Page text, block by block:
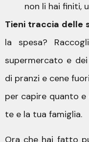
non li hai finiti,
Tieni traccia delle
la spesa?
supermercato e
di pranzi e cene
per capire quanto
te e la tua famiglia.
Ora che hai fatto